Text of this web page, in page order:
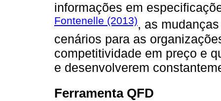
informações em
Fontenelle (2013), as
cenários para as
competitividade em preço e
e desenvolverem
Ferramenta QFD